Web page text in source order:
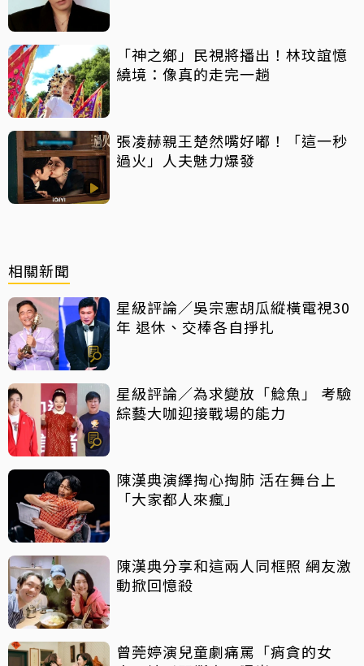
「神之鄉」民視將播出！林玟誼憶
繞境：像真的走完一趟
張凌赫親王楚然嘴好嘟！「這一秒
過火」人夫魅力爆發
相關新聞
星級評論／吳宗憲胡瓜縱橫電視30
年 退休、交棒各自掙扎
星級評論／為求變放「鯰魚」 考驗
綜藝大咖迎接戰場的能力
陳漢典演繹掏心掏肺 活在舞台上
「大家都人來瘋」
陳漢典分享和這兩人同框照 網友激
動掀回憶殺
曾莞婷演兒童劇痛罵「痟貪的女